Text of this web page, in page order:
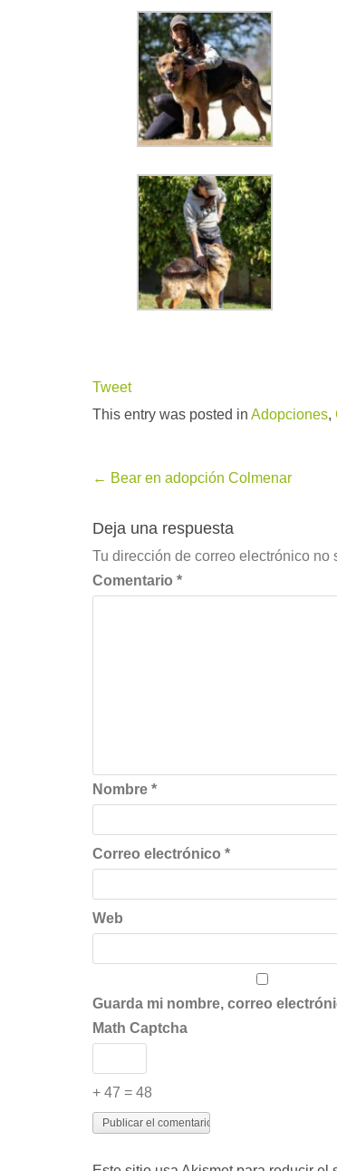
Tweet
This entry was posted in Adopciones,
Post
navigation
← Bear en adopción Colmenar
Deja una respuesta
Tu dirección de correo electrónico no
Comentario *
Nombre *
Correo electrónico *
Web
Guarda mi nombre, correo
Math Captcha
+ 47 = 48